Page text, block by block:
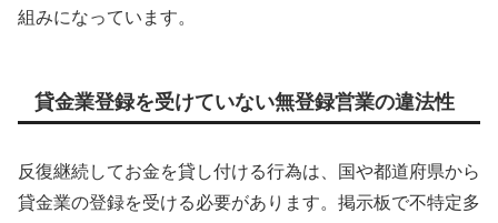
組みになっています。
貸金業登録を受けていない無登録営業の違法性
反復継続してお金を貸し付ける行為は、国や都道府県から
貸金業の登録を受ける必要があります。掲示板で不特定多